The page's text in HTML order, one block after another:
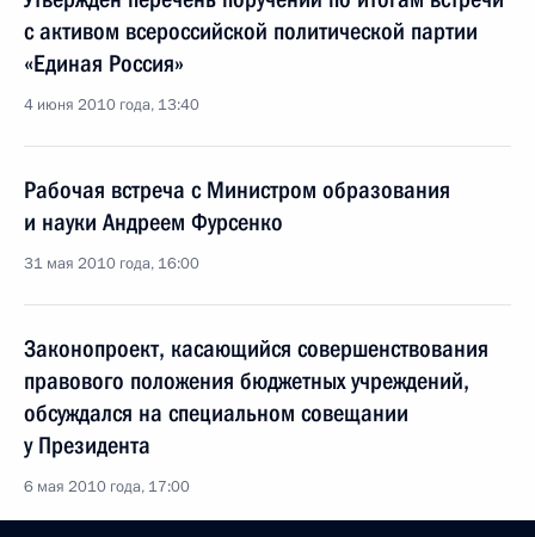
с активом всероссийской политической партии
«Единая Россия»
4 июня 2010 года, 13:40
Рабочая встреча с Министром образования
и науки Андреем Фурсенко
31 мая 2010 года, 16:00
Законопроект, касающийся совершенствования
правового положения бюджетных учреждений,
обсуждался на специальном совещании
у Президента
6 мая 2010 года, 17:00